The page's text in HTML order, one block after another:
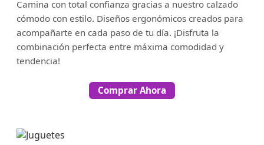
Camina con total confianza gracias a nuestro calzado
cómodo con estilo. Diseños ergonómicos creados para
acompañarte en cada paso de tu día. ¡Disfruta la
combinación perfecta entre máxima comodidad y
tendencia!
Comprar Ahora